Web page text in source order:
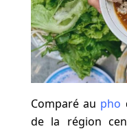
Comparé au pho
de la région